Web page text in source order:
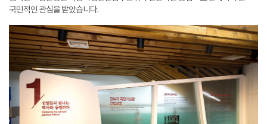
국민적인 관심을 받았습니다.